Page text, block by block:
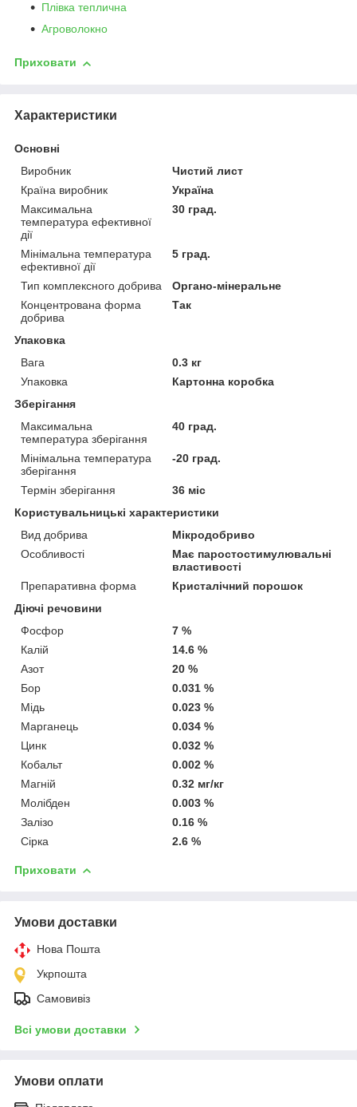
Плівка теплична
Агроволокно
Приховати
Характеристики
Основні
Виробник
Чистий лист
Країна виробник
Україна
Максимальна
температура ефективної
дії
30 град.
Мінімальна температура
ефективної дії
5 град.
Тип комплексного добрива
Органо-мінеральне
Концентрована форма
добрива
Так
Упаковка
Вага
0.3 кг
Упаковка
Картонна коробка
Зберігання
Максимальна
температура зберігання
40 град.
Мінімальна температура
зберігання
-20 град.
Термін зберігання
36 міс
Користувальницькі характеристики
Вид добрива
Мікродобриво
Особливості
Має паростостимулювальні
властивості
Препаративна форма
Кристалічний порошок
Діючі речовини
Фосфор
7 %
Калій
14.6 %
Азот
20 %
Бор
0.031 %
Мідь
0.023 %
Марганець
0.034 %
Цинк
0.032 %
Кобальт
0.002 %
Магній
0.32 мг/кг
Молібден
0.003 %
Залізо
0.16 %
Сірка
2.6 %
Приховати
Умови доставки
Нова Пошта
Укрпошта
Самовивіз
Всі умови доставки
Умови оплати